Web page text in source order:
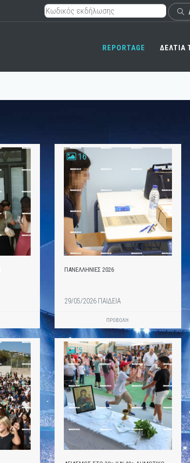
REPORTAGE ΔΕΛΤΙΑ
16
ΠΑΝΕΛΛΗΝΙΕΣ 2026
29/05/2026 ΠΑΙΔΕΙΑ
ΠΡΟΒΟΛΗ
5